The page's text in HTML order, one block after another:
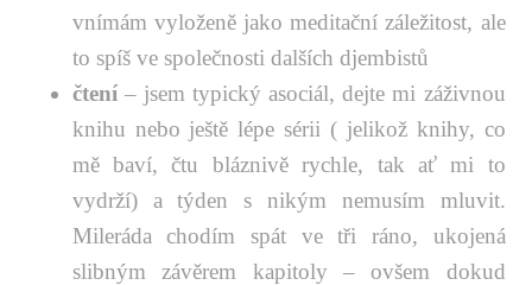
vnímám vyloženě jako meditační záležitost, ale
to spíš ve společnosti dalších djembistů
čtení– jsem typický asociál, dejte mi záživnou
knihu nebo ještě lépe sérii ( jelikož knihy, co
mě baví, čtu bláznivě rychle, tak ať mi to
vydrží) a týden s nikým nemusím mluvit.
Mileráda chodím spát ve tři ráno, ukojená
slibným závěrem kapitoly – ovšem dokud